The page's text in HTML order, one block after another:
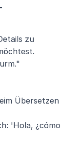
zu
Übersetzen
'Hola, ¿cómo